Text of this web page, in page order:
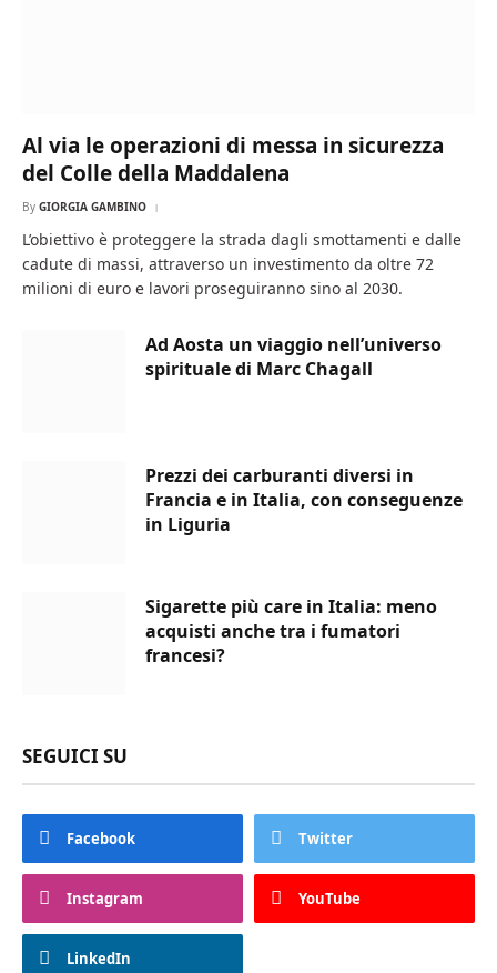
Al via le operazioni di messa in sicurezza
del Colle della Maddalena
By GIORGIA GAMBINO
L’obiettivo è proteggere la strada dagli smottamenti e dalle
cadute di massi, attraverso un investimento da oltre 72
milioni di euro e lavori proseguiranno sino al 2030.
Ad Aosta un viaggio nell’universo
spirituale di Marc Chagall
Prezzi dei carburanti diversi in
Francia e in Italia, con conseguenze
in Liguria
Sigarette più care in Italia: meno
acquisti anche tra i fumatori
francesi?
SEGUICI SU
Facebook Twitter
Instagram YouTube
LinkedIn